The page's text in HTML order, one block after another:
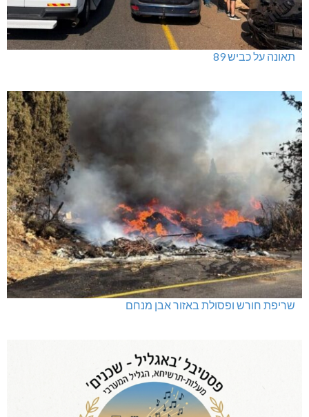
תאונה על כביש 89
שריפת חורש ופסולת באזור אבן מנחם